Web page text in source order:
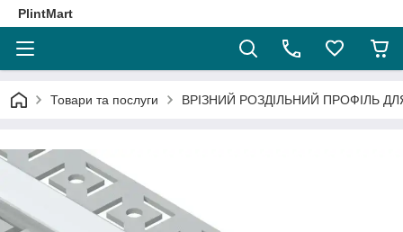
PlintMart
Товари та послуги ВРІЗНИЙ РОЗДІЛЬНИЙ ПРОФІЛЬ